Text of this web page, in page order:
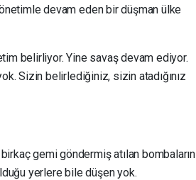
devam eden bir düşman ülke
belirliyor. Yine savaş devam ediyor.
Sizin belirlediğiniz, sizin atadığınız
gemi göndermiş atılan bombaların
yerlere bile düşen yok.